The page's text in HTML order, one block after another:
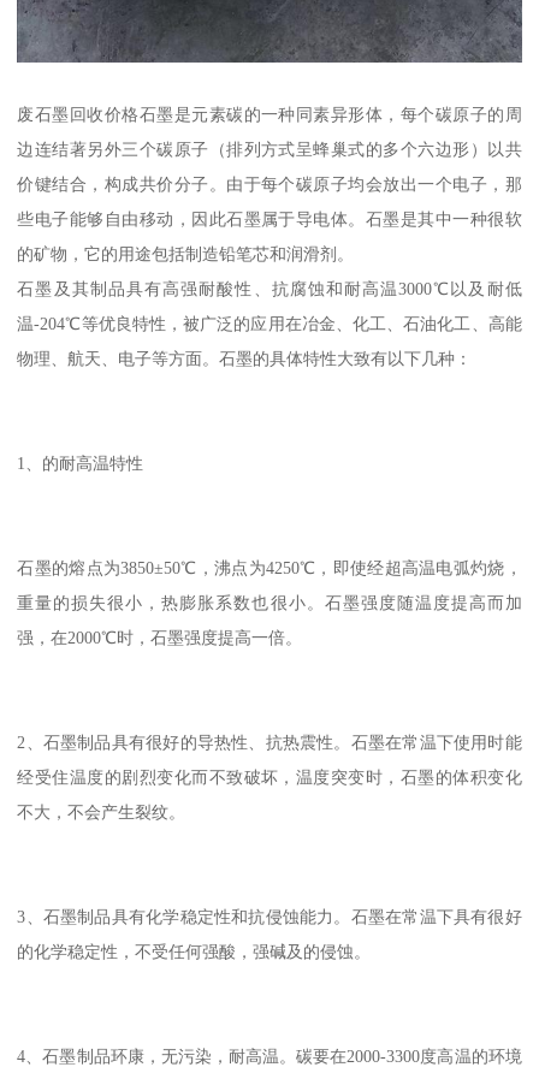
废石墨回收价格石墨是元素碳的一种同素异形体，每个碳原子的周
边连结著另外三个碳原子（排列方式呈蜂巢式的多个六边形）以共
价键结合，构成共价分子。由于每个碳原子均会放出一个电子，那
些电子能够自由移动，因此石墨属于导电体。石墨是其中一种很软
的矿物，它的用途包括制造铅笔芯和润滑剂。
石墨及其制品具有高强耐酸性、抗腐蚀和耐高温3000℃以及耐低
温-204℃等优良特性，被广泛的应用在冶金、化工、石油化工、高能
物理、航天、电子等方面。石墨的具体特性大致有以下几种：
1、的耐高温特性
石墨的熔点为3850±50℃，沸点为4250℃，即使经超高温电弧灼烧，
重量的损失很小，热膨胀系数也很小。石墨强度随温度提高而加
强，在2000℃时，石墨强度提高一倍。
2、石墨制品具有很好的导热性、抗热震性。石墨在常温下使用时能
经受住温度的剧烈变化而不致破坏，温度突变时，石墨的体积变化
不大，不会产生裂纹。
3、石墨制品具有化学稳定性和抗侵蚀能力。石墨在常温下具有很好
的化学稳定性，不受任何强酸，强碱及的侵蚀。
4、石墨制品环康，无污染，耐高温。碳要在2000-3300度高温的环境